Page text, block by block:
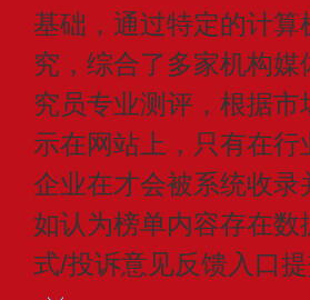
基础，通过特定的计
究，综合了多家机构
究员专业测评，根据
示在网站上，只有在
企业在才会被系统收
如认为榜单内容存在
式/投诉意见反馈入口